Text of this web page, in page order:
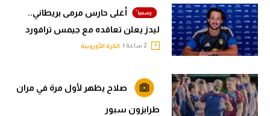
أغلى حارس مرمى بريطاني..
ليدز يعلن تعاقده مع جيمس ترافورد
الكرة الأوروبية
صلاح يظهر لأول مرة في مران
طرابزون سبور